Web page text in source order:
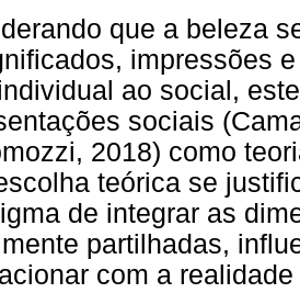
que a beleza
impressões
ao social,
sociais
2018) como
teórica se
de integrar as
partilhadas,
com a